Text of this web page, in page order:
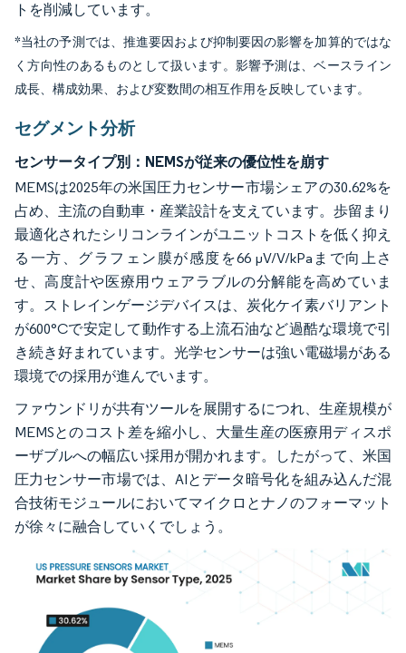
トを削減しています。
*当社の予測では、推進要因および抑制要因の影響を加算的ではな
く方向性のあるものとして扱います。影響予測は、ベースライン
成長、構成効果、および変数間の相互作用を反映しています。
セグメント分析
センサータイプ別：NEMSが従来の優位性を崩す
MEMSは2025年の米国圧力センサー市場シェアの30.62%を
占め、主流の自動車・産業設計を支えています。歩留まり
最適化されたシリコンラインがユニットコストを低く抑え
る一方、グラフェン膜が感度を66 µV/V/kPaまで向上さ
せ、高度計や医療用ウェアラブルの分解能を高めていま
す。ストレインゲージデバイスは、炭化ケイ素バリアント
が600°Cで安定して動作する上流石油など過酷な環境で引
き続き好まれています。光学センサーは強い電磁場がある
環境での採用が進んでいます。
ファウンドリが共有ツールを展開するにつれ、生産規模が
MEMSとのコスト差を縮小し、大量生産の医療用ディスポ
ーザブルへの幅広い採用が開かれます。したがって、米国
圧力センサー市場では、AIとデータ暗号化を組み込んだ混
合技術モジュールにおいてマイクロとナノのフォーマット
が徐々に融合していくでしょう。